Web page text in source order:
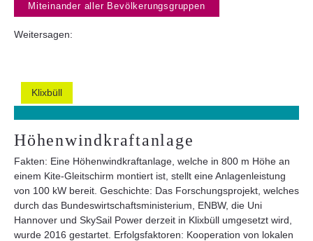
Miteinander aller Bevölkerungsgruppen
Weitersagen:
Klixbüll
Höhenwindkraftanlage
Fakten: Eine Höhenwindkraftanlage, welche in 800 m Höhe an
einem Kite-Gleitschirm montiert ist, stellt eine Anlagenleistung
von 100 kW bereit. Geschichte: Das Forschungsprojekt, welches
durch das Bundeswirtschaftsministerium, ENBW, die Uni
Hannover und SkySail Power derzeit in Klixbüll umgesetzt wird,
wurde 2016 gestartet. Erfolgsfaktoren: Kooperation von lokalen